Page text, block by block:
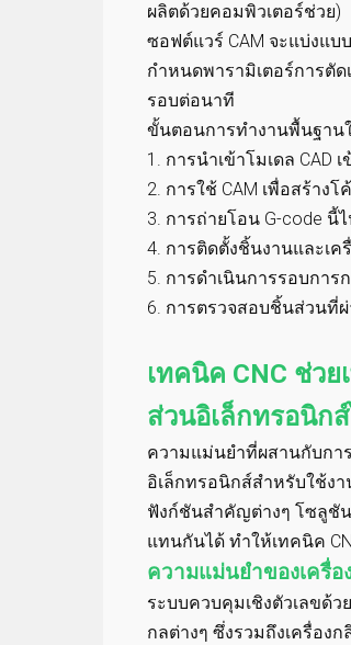
ผลิตด้วยคอมพิวเตอร์ช่วย)
ซอฟต์แวร์ CAM จะแบ่งแบ
กำหนดพารามิเตอร์การตั
รอบต่อนาที
ขั้นตอนการทำงานพื้นฐานใ
1. การนำเข้าโมเดล CAD
2. การใช้ CAM เพื่อสร้างโ
3. การถ่ายโอน G-code นี้
4. การติดตั้งชิ้นงานและเค
5. การดำเนินการรอบการ
6. การตรวจสอบชิ้นส่วนที่
เทคนิค CNC ช่ว
ส่วนอิเล็กทรอนิก
ความแม่นยำที่ผสานกับกา
อิเล็กทรอนิกส์สำหรับใช้ง
ฟังก์ชันสำคัญต่างๆ โซลูชั
แทนกันได้ ทำให้เทคนิค
ความแม่นยำของเครื่อ
ระบบควบคุมเชิงตัวเลขด้ว
กลต่างๆ ซึ่งรวมถึงเครื่องก